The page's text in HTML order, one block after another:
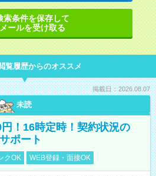
索条件を保存して
ールを受け取る
覧履歴からのオススメ
掲載日：2026.08.07
未読
！16時定時！契約状況の
ポート
クOK WEB登録・面接OK